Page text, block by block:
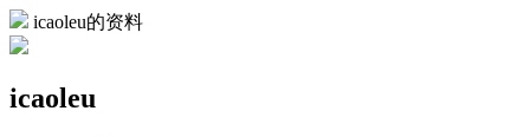
icaoleu的资料
icaoleu